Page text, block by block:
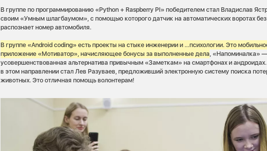
В группе по программированию «Python + Raspberry PI» победителем стал Владислав
своим «Умным шлагбаумом», с помощью которого датчик на автоматических воротах без
распознает номер автомобиля.
В группе «Android coding» есть проекты на стыке инженерии и …психологии. Это
приложение «Мотиватор», начисляющее бонусы за выполненные дела , «Напоминалка»
усовершенствованная альтернатива привычным «Заметкам» на смартфонах и
в этом направлении стал Лев Разуваев, предложивший электронную систему поиска
животных. Это отличная помощь волонтерам!